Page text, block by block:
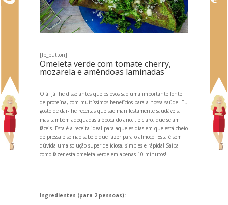
[fb_button]
Omeleta verde com tomate cherry,
mozarela e amêndoas laminadas
Olá! Já lhe disse antes que os ovossão uma importante fonte
de proteína, com muitíssimos benefícios para a nossa saúde. Eu
gosto de dar-lhe receitas que são manifestamente saudáveis,
mas também adequadas à época do ano… e claro, que sejam
fáceis. Esta é a receita ideal para aqueles dias em que está cheio
de pressa e se não sabe o que fazer para o almoço. Esta é sem
dúvida uma solução super deliciosa, simples e rápida! Saiba
como fazer esta omeleta verde em apenas 10 minutos!
Ingredientes (para 2 pessoas):